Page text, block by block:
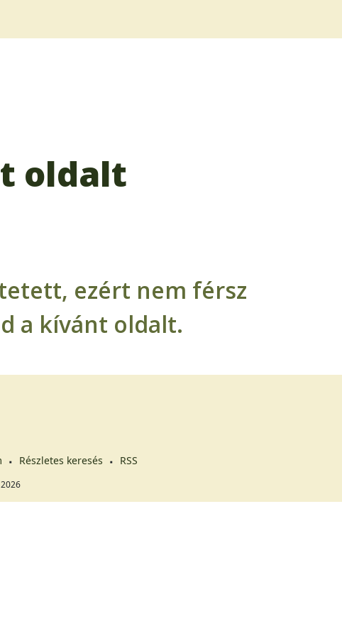
oldalt
ezért nem férsz
a kívánt oldalt.
Részletes keresés RSS